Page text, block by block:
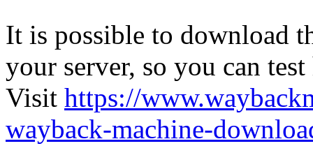
It is possible to download
your server, so you can
Visit https://
wayback-machine-